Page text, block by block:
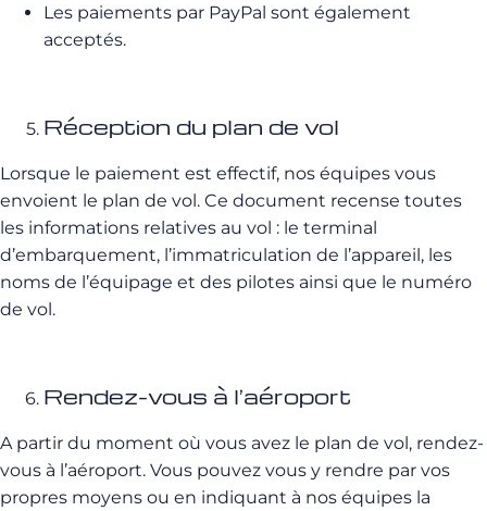
Les paiements par PayPal sont également
acceptés.
Réception du plan de vol
Lorsque le paiement est effectif, nos équipes vous
envoient le plan de vol. Ce document recense toutes
les informations relatives au vol : le terminal
d’embarquement, l’immatriculation de l’appareil, les
noms de l’équipage et des pilotes ainsi que le numéro
de vol.
Rendez-vous à l’aéroport
A partir du moment où vous avez le plan de vol, rendez-
vous à l’aéroport. Vous pouvez vous y rendre par vos
propres moyens ou en indiquant à nos équipes la